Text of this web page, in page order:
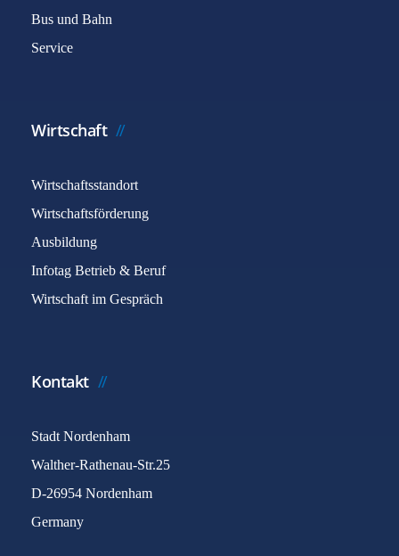
Bus und Bahn
Service
Wirtschaft
Wirtschaftsstandort
Wirtschaftsförderung
Ausbildung
Infotag Betrieb & Beruf
Wirtschaft im Gespräch
Kontakt
Stadt Nordenham
Walther-Rathenau-Str.25
D-26954 Nordenham
Germany